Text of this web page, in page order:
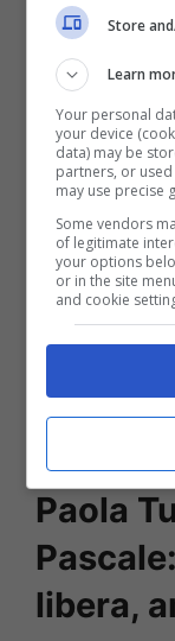
Francesca
Paola
libera,
Store
Learn
Your personal
your device
data) may be
partners, or
may use precise
Some vendors
of legitimate
your options
or in the site
and cookie